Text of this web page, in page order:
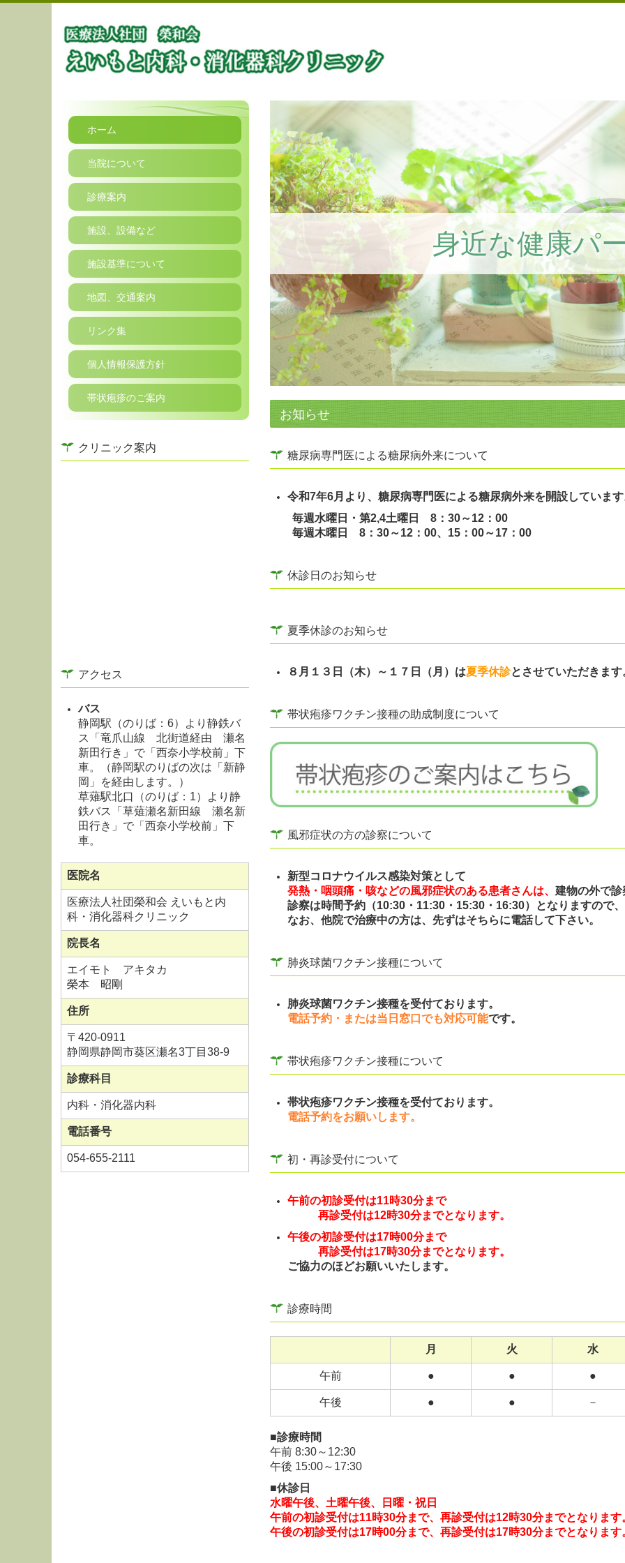
ホーム
当院について
診療案内
施設、設備など
施設基準について
地図、交通案内
リンク集
個人情報保護方針
帯状疱疹のご案内
クリニック案内
アクセス
バス
静岡駅（のりば：6）より静鉄バ
ス「竜爪山線 北街道経由 瀬名
新田行き」で「西奈小学校前」下
車。（静岡駅のりばの次は「新静
岡」を経由します。）
草薙駅北口（のりば：1）より静
鉄バス「草薙瀬名新田線 瀬名新
田行き」で「西奈小学校前」下
車。
医院名
医療法人社団榮和会 えいもと内
科・消化器科クリニック
院長名
エイモト アキタカ
榮本 昭剛
住所
〒 420-0911
静岡県静岡市葵区瀬名3丁目38-9
診療科目
内科・消化器内科
電話番号
054-655-2111
身近な健康パ
お知らせ
糖尿病専門医による糖尿病外来について
令和7年6月より、糖尿病専門医による糖尿病外来を開設していま
毎週水曜日・ 第2,4土曜日
8：30～12：00
毎週木曜日 8：30～12：00、15：00～17：00
休診日のお知らせ
夏季休診のお知らせ
８月１３日（木）～１７日（月） は夏季休診とさせていただきます
帯状疱疹ワクチン接種の助成制度について
風邪症状の方の診察について
新型コロナウイルス感染対策として
発熱・咽頭痛・咳などの風邪症状のある患者さんは、 建物の外で
診察は時間予約（10:30・11:30・15:30・16:30）となりますので
なお、他院で治療中の方は、先ずはそちらに電話して下さい。
肺炎球菌ワクチン接種について
肺炎球菌ワクチン接種を受付ております。
電話予約・または当日窓口でも対応可能です。
帯状疱疹ワクチン接種について
帯状疱疹ワクチン接種を受付ております。
電話予約をお願いします。
初・再診受付について
午前の初診受付は11時30分まで
再診受付は12時30分までとなります。
午後の初診受付は17時00分まで
再診受付は17時30分までとなります。
ご協力のほどお願いいたします。
診療時間
月 火 水
午前 ● ● ●
午後 ● ● －
■診療時間
午前 8:30～12:30
午後 15:00～17:30
■休診日
水曜午後、土曜午後、日曜・祝日
午前の初診受付は11時30分まで、 再診受付は12時30分までとなります
午後の初診受付は17時00分まで、 再診受付は17時30分までとなります